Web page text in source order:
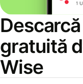
gratuită
Wise